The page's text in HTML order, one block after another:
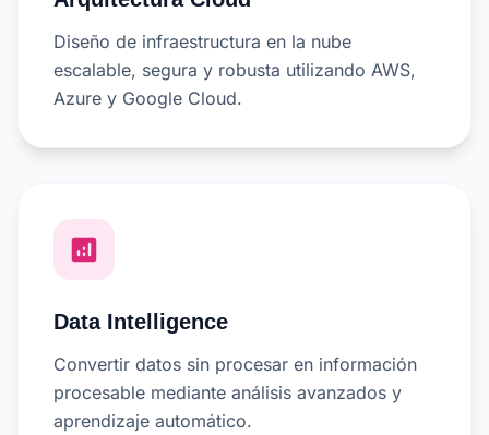
Diseño de infraestructura en la nube
escalable, segura y robusta utilizando AWS,
Azure y Google Cloud.
analytics
Data Intelligence
Convertir datos sin procesar en información
procesable mediante análisis avanzados y
aprendizaje automático.